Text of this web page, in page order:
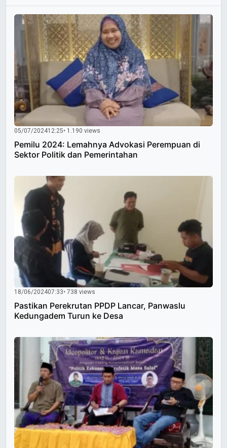
05/07/202412:25• 1.190 views
Pemilu 2024: Lemahnya Advokasi Perempuan di
Sektor Politik dan Pemerintahan
18/06/202407:33• 738 views
Pastikan Perekrutan PPDP Lancar, Panwaslu
Kedungadem Turun ke Desa